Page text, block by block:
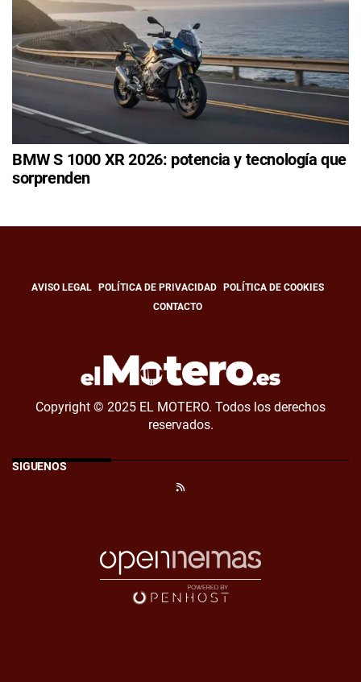
BMW S 1000 XR 2026: potencia y tecnología que
sorprenden
AVISO LEGAL POLÍTICA DE PRIVACIDAD
POLÍTICA DE COOKIES
CONTACTO
Copyright © 2025 EL MOTERO. Todos los derechos
reservados.
SÍGUENOS